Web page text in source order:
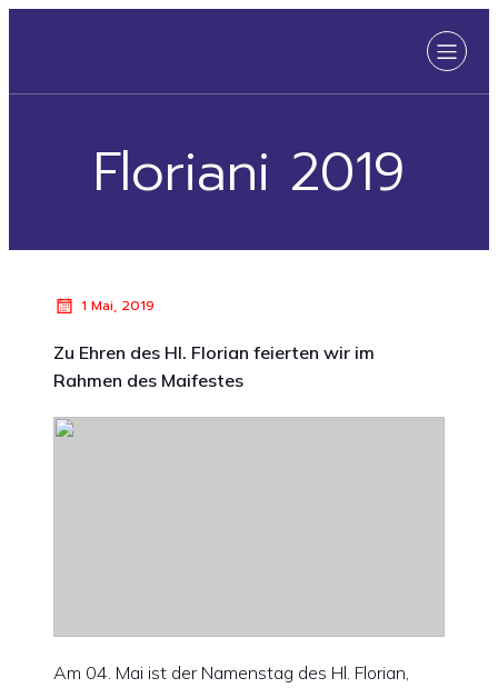
Floriani 2019
1 Mai, 2019
Zu Ehren des Hl. Florian feierten wir im
Rahmen des Maifestes
Am 04. Mai ist der Namenstag des Hl. Florian,